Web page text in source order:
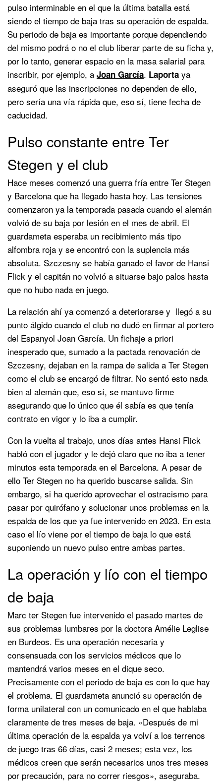
pulso interminable en el que la última batalla está
siendo el tiempo de baja tras su operación de espalda.
Su periodo de baja es importante porque dependiendo
del mismo podrá o no el club liberar parte de su ficha y,
por lo tanto, generar espacio en la masa salarial para
inscribir, por ejemplo, a Joan García. Laporta ya
aseguró que las inscripciones no dependen de ello,
pero sería una vía rápida que, eso sí, tiene fecha de
caducidad.
Pulso constante entre Ter
Stegen y el club
Hace meses comenzó una guerra fría entre Ter Stegen
y Barcelona que ha llegado hasta hoy. Las tensiones
comenzaron ya la temporada pasada cuando el alemán
volvió de su baja por lesión en el mes de abril. El
guardameta esperaba un recibimiento más tipo
alfombra roja y se encontró con la suplencia más
absoluta. Szczesny se había ganado el favor de Hansi
Flick y el capitán no volvió a situarse bajo palos hasta
que no hubo nada en juego.
La relación ahí ya comenzó a deteriorarse y llegó a su
punto álgido cuando el club no dudó en firmar al portero
del Espanyol Joan García. Un fichaje a priori
inesperado que, sumado a la pactada renovación de
Szczesny, dejaban en la rampa de salida a Ter Stegen
como el club se encargó de filtrar. No sentó esto nada
bien al alemán que, eso sí, se mantuvo firme
asegurando que lo único que él sabía es que tenía
contrato en vigor y lo iba a cumplir.
Con la vuelta al trabajo, unos días antes Hansi Flick
habló con el jugador y le dejó claro que no iba a tener
minutos esta temporada en el Barcelona. A pesar de
ello Ter Stegen no ha querido buscarse salida. Sin
embargo, si ha querido aprovechar el ostracismo para
pasar por quirófano y solucionar unos problemas en la
espalda de los que ya fue intervenido en 2023. En esta
caso el lío viene por el tiempo de baja lo que está
suponiendo un nuevo pulso entre ambas partes.
La operación y lío con el tiempo
de baja
Marc ter Stegen fue intervenido el pasado martes de
sus problemas lumbares por la doctora Amélie Leglise
en Burdeos. Es una operación necesaria y
consensuada con los servicios médicos que lo
mantendrá varios meses en el dique seco.
Precisamente con el periodo de baja es con lo que hay
el problema. El guardameta anunció su operación de
forma unilateral con un comunicado en el que hablaba
claramente de tres meses de baja. «Después de mi
última operación de la espalda ya volví a los terrenos
de juego tras 66 días, casi 2 meses; esta vez, los
médicos creen que serán necesarios unos tres meses
por precaución, para no correr riesgos», aseguraba.